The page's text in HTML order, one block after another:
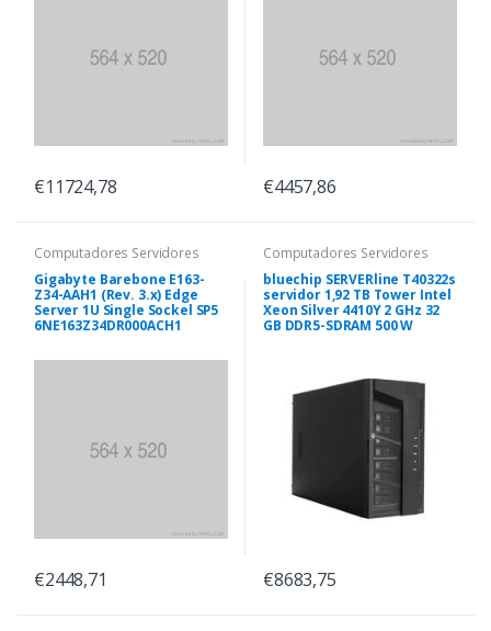
€11724,78 €4457,86
Computadores Servidores
Gigabyte Barebone E163-
Z34-AAH1 (Rev. 3.x) Edge
Server 1U Single Sockel SP5
6NE163Z34DR000ACH1
€2448,71
Computadores Servidores
bluechip SERVERline T40322s
servidor 1,92 TB Tower Intel
Xeon Silver 4410Y 2 GHz 32
GB DDR5-SDRAM 500 W
€8683,75